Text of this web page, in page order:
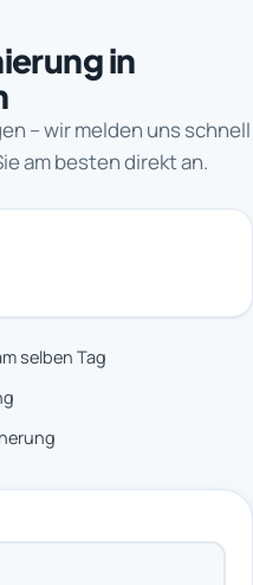
in
– wir melden uns schnell
am besten direkt an.
selben Tag